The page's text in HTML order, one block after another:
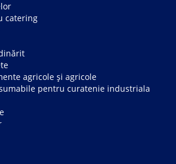
catering
agricole și agricole
pentru curatenie industriala